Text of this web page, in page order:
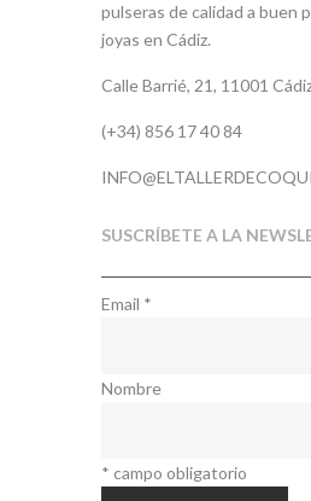
pulseras de calidad a buen
joyas en Cádiz.
Calle Barrié, 21, 11001
(+34) 856 17 40 84
SUSCRÍBETE A LA
Email *
Nombre
* campo obligatorio